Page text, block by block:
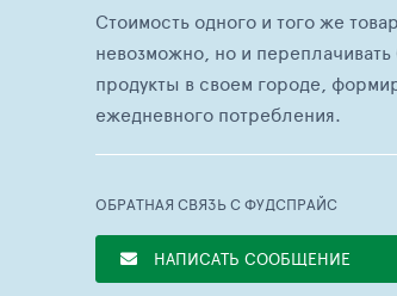
Стоимость одного и того же
невозможно, но и
продукты в своем городе,
ежедневного потребления.
ОБРАТНАЯ СВЯЗЬ С ФУДСПРАЙС
НАПИСАТЬ СООБЩЕНИЕ